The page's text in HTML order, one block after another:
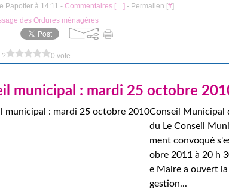
Papotier à 14:11 - Commentaires […] - Permalien [#]
des Ordures ménagères
? 0 vote
municipal : mardi 25 octobre
Conseil Municipal
du Le Conseil
ment convoqué
obre 2011 à 20 h
e Maire a ouvert
gestion...